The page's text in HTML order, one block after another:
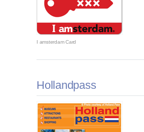
I amsterdam Card
Hollandpass